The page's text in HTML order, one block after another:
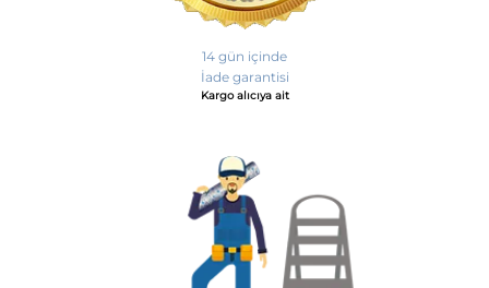
14 gün içinde
İade garantisi
Kargo alıcıya ait